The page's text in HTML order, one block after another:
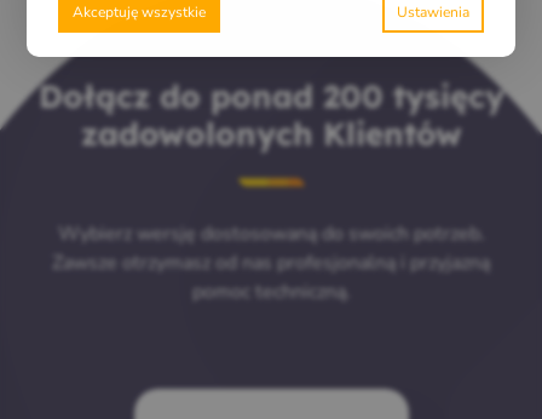
Dołącz do ponad 200 tysięcy
zadowolonych Klientów
Wybierz wersję dostosowaną do swoich potrzeb.
Zawsze otrzymasz od nas profesjonalną i przyjazną
pomoc techniczną.
Akceptuję wszystkie